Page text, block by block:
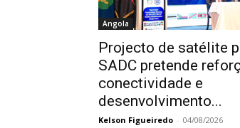
Angola
Projecto de satélite
SADC pretende
conectividade e
desenvolvimento...
Kelson Figueiredo - 04/08/2026